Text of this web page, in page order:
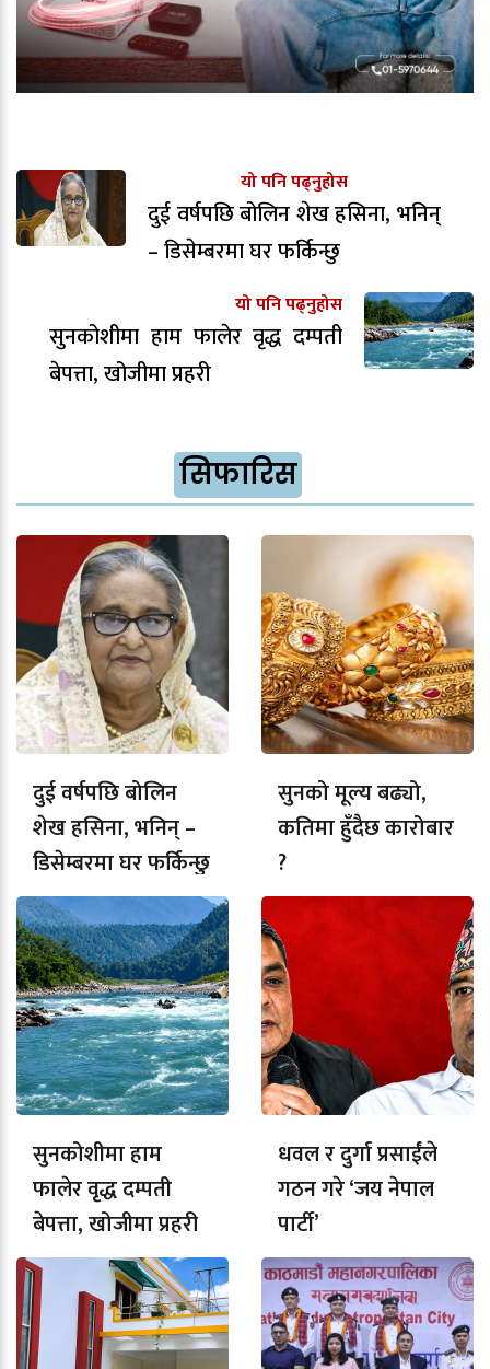
यो पनि पढ्नुहोस
दुई वर्षपछि बोलिन शेख हसिना, भनिन्
– डिसेम्बरमा घर फर्किन्छु
यो पनि पढ्नुहोस
सुनकोशीमा हाम फालेर वृद्ध दम्पती
बेपत्ता, खोजीमा प्रहरी
सिफारिस
दुई वर्षपछि बोलिन
शेख हसिना, भनिन् –
डिसेम्बरमा घर फर्किन्छु
सुनको मूल्य बढ्यो,
कतिमा हुँदैछ कारोबार
?
सुनकोशीमा हाम
फालेर वृद्ध दम्पती
बेपत्ता, खोजीमा प्रहरी
धवल र दुर्गा प्रसाईंले
गठन गरे ‘जय नेपाल
पार्टी’